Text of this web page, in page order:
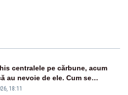
centralele pe cărbune, acum
au nevoie de ele. Cum se
vina în plină criză energetică
18:11